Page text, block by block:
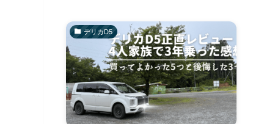
デリカD5